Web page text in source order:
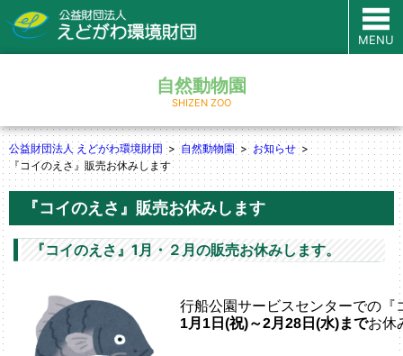
MENU
自然動物園
SHIZEN ZOO
公益財団法人 えどがわ環境財団 自然動物園
お知らせ
『コイのえさ』販売お休みします
『コイのえさ』販売お休みします
『コイのえさ』1月・２月の販売お休みします。
行船公園サービスセンターでの『
1月1日(祝)～2月28日(水)までお休